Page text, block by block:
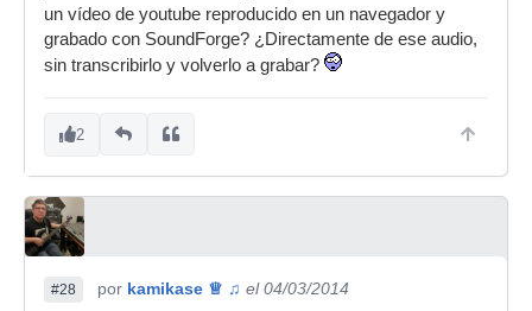
un vídeo de youtube reproducido en un navegador y
grabado con SoundForge? ¿Directamente de ese audio,
sin transcribirlo y volverlo a grabar?
2
#28 por kamikase ♕ ♫ el 04/03/2014